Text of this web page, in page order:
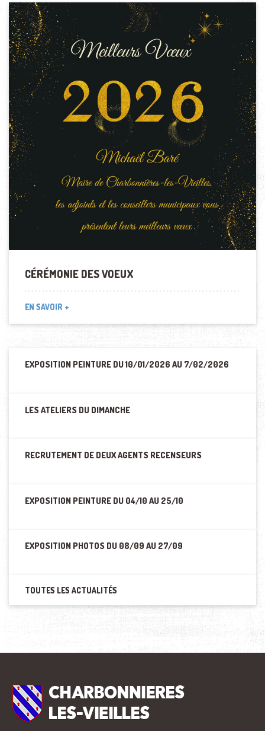
CÉRÉMONIE DES VOEUX
EN SAVOIR +
EXPOSITION PEINTURE DU 10/01/2026 AU 7/02/2026
LES ATELIERS DU DIMANCHE
RECRUTEMENT DE DEUX AGENTS RECENSEURS
EXPOSITION PEINTURE DU 04/10 AU 25/10
EXPOSITION PHOTOS DU 08/09 AU 27/09
TOUTES LES ACTUALITÉS